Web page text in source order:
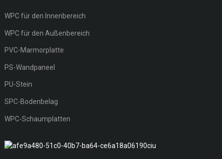
WPC für den Innenbereich
WPC für den Außenbereich
PVC-Marmorplatte
PS-Wandpaneel
PU-Stein
SPC-Bodenbelag
WPC-Schaumplatten